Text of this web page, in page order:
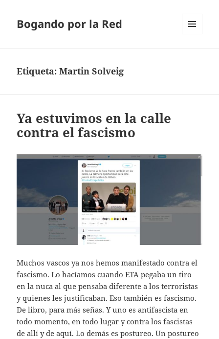
Bogando por la Red
Etiqueta:Martin Solveig
Ya estuvimos en la calle
contra el fascismo
Muchos vascos ya nos hemos manifestado contra el
fascismo. Lo hacíamos cuando ETA pegaba un tiro
en la nuca al que pensaba diferente a los terroristas
y quienes les justificaban. Eso también es fascismo.
De libro, para más señas. Y uno es antifascista en
todo momento, en todo lugar y contra los fascistas
de allí y de aquí. Lo demás es postureo. Un postureo